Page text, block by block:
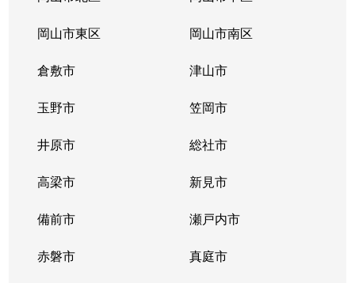
岡山市東区 岡山市南区
倉敷市 津山市
玉野市 笠岡市
井原市 総社市
高梁市 新見市
備前市 瀬戸内市
赤磐市 真庭市